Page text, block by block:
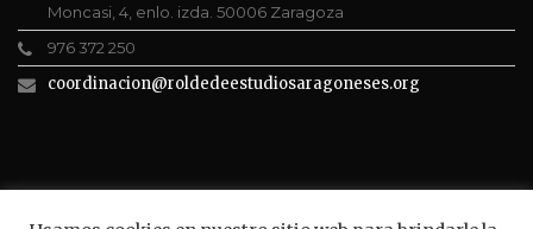
Moncasi, 4, enlo. izda. 50006 Zaragoza
976 372 250
coordinacion@roldedeestudiosaragoneses.org
ROLDE CONECTA